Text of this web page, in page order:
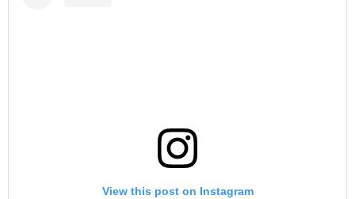
View this post on Instagram